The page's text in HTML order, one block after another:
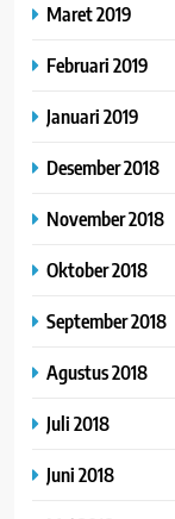
Maret 2019
Februari 2019
Januari 2019
Desember 2018
November 2018
Oktober 2018
September 2018
Agustus 2018
Juli 2018
Juni 2018